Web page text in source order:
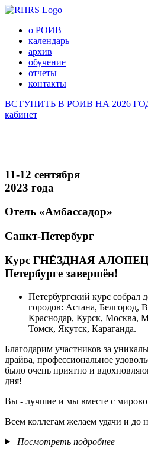
о РОИВ
календарь
архив
обучение
отчеты
контакты
ВСТУПИТЬ В РОИВ НА 2026
кабинет
11-12 сентября
2023 года
Отель «Амбассадор»
Санкт-Петербург
Курс ГНЁЗДНАЯ
Петербурге завершён!
Петербургский курс собрал
городов: Астана, Белгород,
Краснодар, Курск, Москва,
Томск, Якутск, Караганда.
Благодарим участников за
драйва, профессиональное
было очень приятно и
дня!
Вы - лучшие и мы вместе с
Всем коллегам желаем удачи и до
Посмотреть подробнее